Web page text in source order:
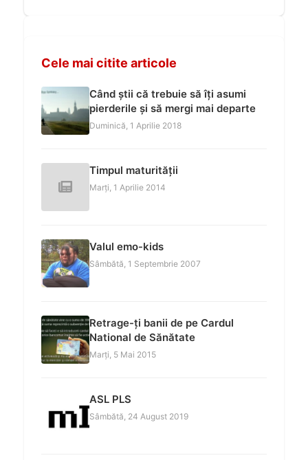
Cele mai citite articole
Când știi că trebuie să îți asumi
pierderile și să mergi mai departe
Duminică, 1 Aprilie 2018
Timpul maturității
Marți, 1 Aprilie 2014
Valul emo-kids
Sâmbătă, 1 Septembrie 2007
Retrage-ți banii de pe Cardul
National de Sănătate
Marți, 5 Mai 2015
ASL PLS
Sâmbătă, 24 August 2019